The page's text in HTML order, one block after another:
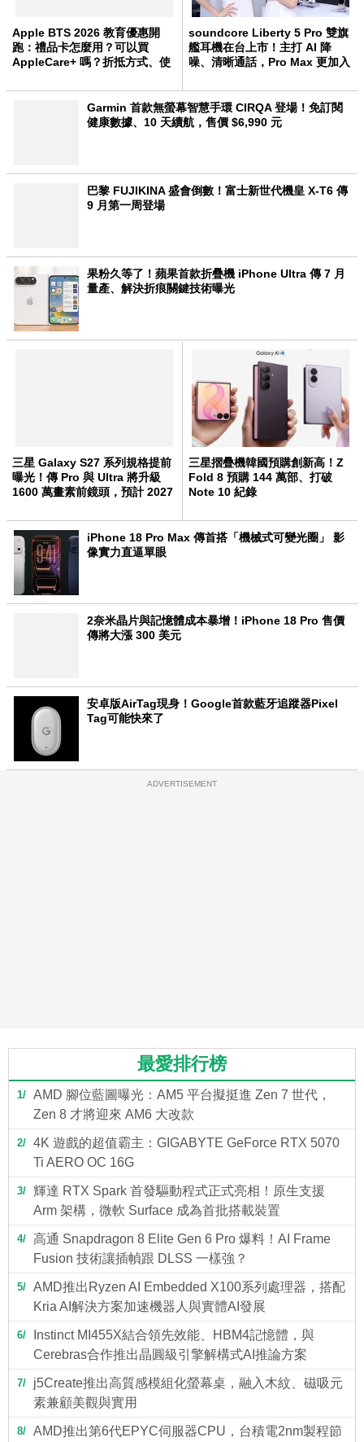
Apple BTS 2026 教育優惠開
跑：禮品卡怎麼用？可以買
AppleCare+ 嗎？折抵方式、使
soundcore Liberty 5 Pro 雙旗
艦耳機在台上市！主打 AI 降
噪、清晰通話，Pro Max 更加入
Garmin 首款無螢幕智慧手環 CIRQA 登場！免訂閱
健康數據、10 天續航，售價 $6,990 元
巴黎 FUJIKINA 盛會倒數！富士新世代機皇 X-T6 傳
9 月第一周登場
果粉久等了！蘋果首款折疊機 iPhone Ultra 傳 7 月
量產、解決折痕關鍵技術曝光
三星 Galaxy S27 系列規格提前
曝光！傳 Pro 與 Ultra 將升級
1600 萬畫素前鏡頭，預計 2027
三星摺疊機韓國預購創新高！Z
Fold 8 預購 144 萬部、打破
Note 10 紀錄
iPhone 18 Pro Max 傳首搭「機械式可變光圈」 影
像實力直逼單眼
2奈米晶片與記憶體成本暴增！iPhone 18 Pro 售價
傳將大漲 300 美元
安卓版AirTag現身！Google首款藍牙追蹤器Pixel
Tag可能快來了
ADVERTISEMENT
最愛排行榜
1
AMD 腳位藍圖曝光：AM5 平台擬挺進 Zen 7 世代，
Zen 8 才將迎來 AM6 大改款
2
4K 遊戲的超值霸主：GIGABYTE GeForce RTX 5070
Ti AERO OC 16G
3
輝達 RTX Spark 首發驅動程式正式亮相！原生支援
Arm 架構，微軟 Surface 成為首批搭載裝置
4
高通 Snapdragon 8 Elite Gen 6 Pro 爆料！AI Frame
Fusion 技術讓插幀跟 DLSS 一樣強？
5
AMD推出Ryzen AI Embedded X100系列處理器，搭配
Kria AI解決方案加速機器人與實體AI發展
6
Instinct MI455X結合領先效能、HBM4記憶體，與
Cerebras合作推出晶圓級引擎解構式AI推論方案
7
j5Create推出高質感模組化螢幕桌，融入木紋、磁吸元
素兼顧美觀與實用
8 AMD推出第6代EPYC伺服器CPU，台積電2nm製程節